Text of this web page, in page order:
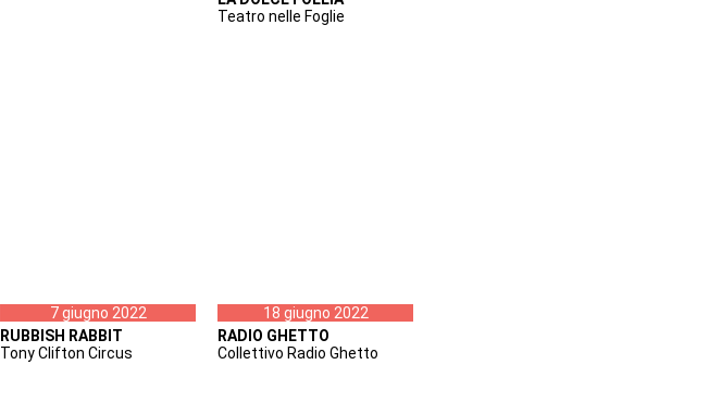
Teatro nelle Foglie
7 giugno 2022
RUBBISH RABBIT
Tony Clifton Circus
18 giugno 2022
RADIO GHETTO
Collettivo Radio Ghetto